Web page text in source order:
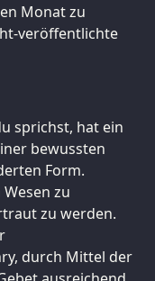
Monat zu
veröffentlichte
sprichst, hat ein
bewussten
Form.
zu
zu werden.
durch Mittel der